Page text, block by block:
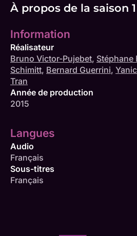
À propos de la saison 1
Information
Réalisateur
Bruno Victor-Pujebet, Stéphane
Schimitt, Bernard Guerrini,
Tran
Année de production
2015
Langues
Audio
Français
Sous-titres
Français